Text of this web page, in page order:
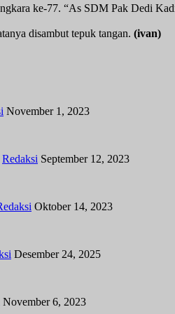
ke-77. “As SDM Pak Dedi
disambut tepuk tangan. (ivan)
November 1, 2023
Redaksi September 12, 2023
Oktober 14, 2023
Desember 24, 2025
November 6, 2023